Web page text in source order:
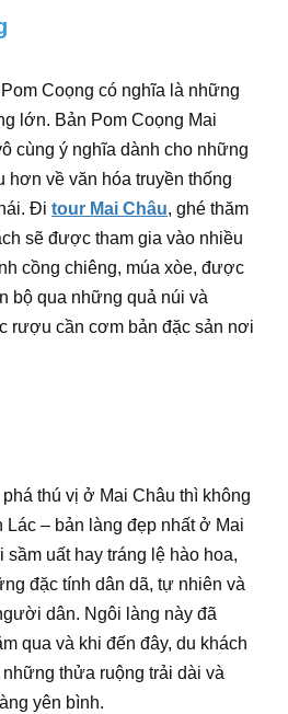
Coọng có nghĩa là những
lớn. Bản Pom Coọng Mai
cùng ý nghĩa dành cho những
hơn về văn hóa truyền thống
Đi tour Mai Châu, ghé thăm
sẽ được tham gia vào nhiều
cồng chiêng, múa xòe, được
bộ qua những quả núi và
rượu cần cơm bản đặc sản nơi
thú vị ở Mai Châu thì không
Lác – bản làng đẹp nhất ở Mai
uất hay tráng lệ hào hoa,
đặc tính dân dã, tự nhiên và
dân. Ngôi làng này đã
qua và khi đến đây, du khách
thửa ruộng trải dài và
yên bình.